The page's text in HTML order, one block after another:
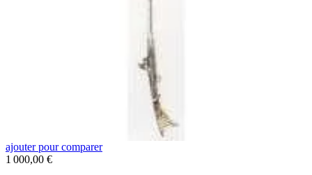
ajouter pour comparer
Prix
1 000,00 €